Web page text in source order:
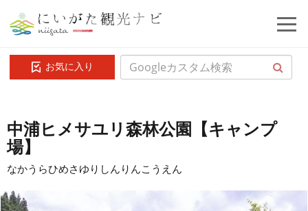
お気に入り
中浦ヒメサユリ森林公園【キャンプ
場】
なかうらひめさゆりしんりんこうえん